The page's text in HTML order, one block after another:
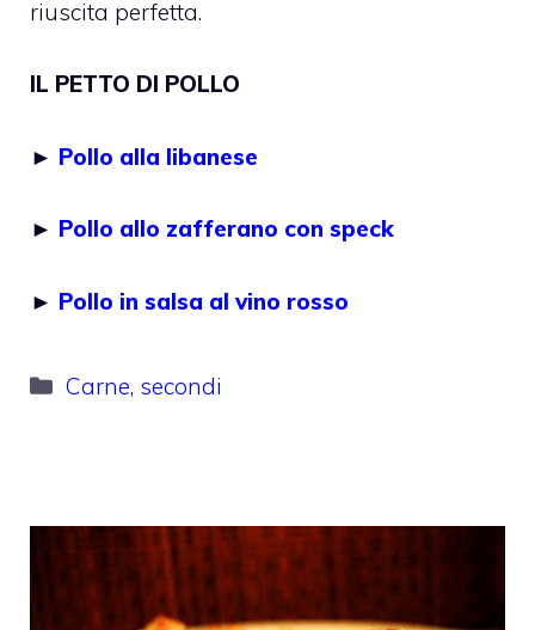
riuscita perfetta.
IL PETTO DI POLLO
► Pollo alla libanese
► Pollo allo zafferano con speck
► Pollo in salsa al vino rosso
Categorie
Carne, secondi